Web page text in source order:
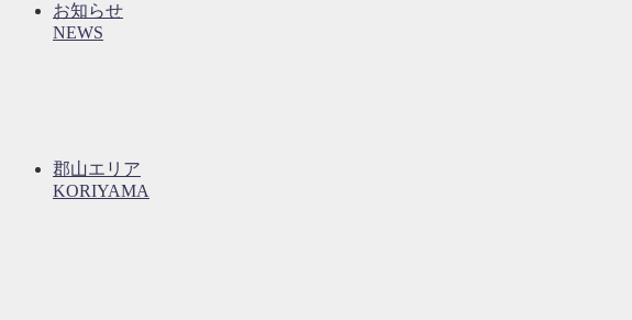
お知らせ
NEWS
郡山エリア
KORIYAMA